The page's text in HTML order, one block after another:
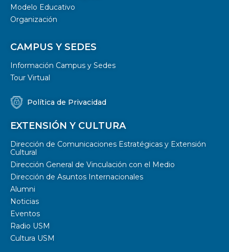
Modelo Educativo
Organización
CAMPUS Y SEDES
Información Campus y Sedes
Tour Virtual
Política de Privacidad
EXTENSIÓN Y CULTURA
Dirección de Comunicaciones Estratégicas y Extensión
Cultural
Dirección General de Vinculación con el Medio
Dirección de Asuntos Internacionales
Alumni
Noticias
Eventos
Radio USM
Cultura USM